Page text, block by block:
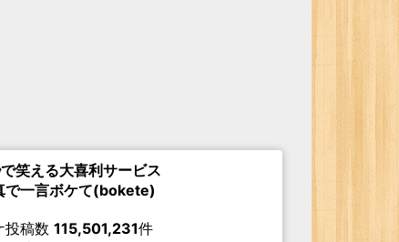
笑える大喜利サービス
で一言ボケて(bokete)
投稿数 115,501,231件